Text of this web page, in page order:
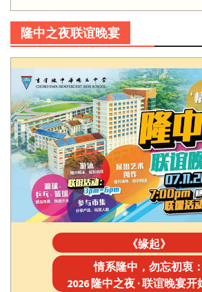
隆中之夜联谊晚宴
《缘起》
情系隆中，勿忘初衷：
2026 隆中之夜 · 联谊晚宴开